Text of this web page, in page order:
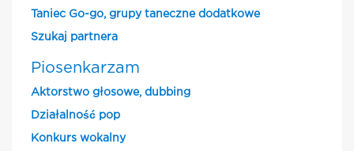
Taniec Go-go, grupy taneczne dodatkowe
Szukaj partnera
Piosenkarzam
Aktorstwo głosowe, dubbing
Działalność pop
Konkurs wokalny